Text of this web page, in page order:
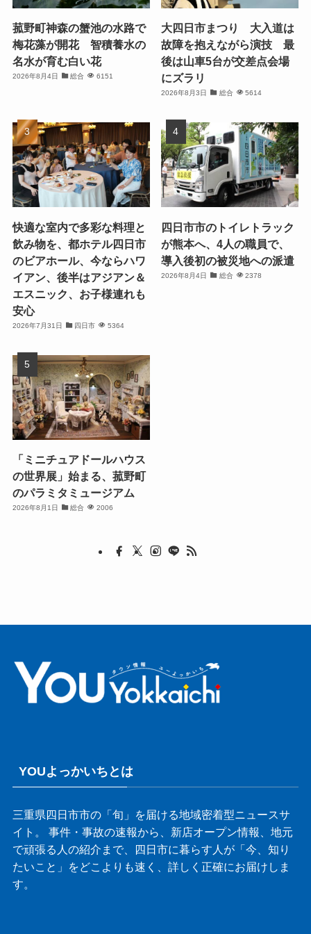
菰野町神森の蟹池の水路で
梅花藻が開花 智積養水の
名水が育む白い花
2026年8月4日 総合 6151
大四日市まつり 大入道は
故障を抱えながら演技 最
後は山車5台が交差点会場
にズラリ
2026年8月3日 総合 5614
快適な室内で多彩な料理と
飲み物を、都ホテル四日市
のビアホール、今ならハワ
イアン、後半はアジアン＆
エスニック、お子様連れも
安心
2026年7月31日 四日市 5364
四日市市のトイレトラック
が熊本へ、4人の職員で、
導入後初の被災地への派遣
2026年8月4日 総合 2378
「ミニチュアドールハウス
の世界展」始まる、菰野町
のパラミタミュージアム
2026年8月1日 総合 2006
YOUよっかいちとは
三重県四日市市の「旬」を届ける地域密着型ニュースサ
イト。 事件・事故の速報から、新店オープン情報、地元
で頑張る人の紹介まで、四日市に暮らす人が「今、知り
たいこと」をどこよりも速く、詳しく正確にお届けしま
す。